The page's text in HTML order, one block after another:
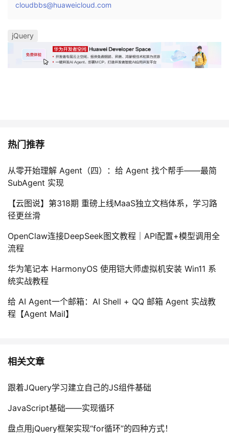
cloudbbs@huaweicloud.com
jQuery
热门推荐
从零开始理解 Agent（四）：给 Agent 找个帮手——最简
SubAgent 实现
【云图说】第318期 重磅上线MaaS独立文档体系，学习路
径更丝滑
OpenClaw连接DeepSeek图文教程｜API配置+模型调用全
流程
华为笔记本 HarmonyOS 使用铠大师虚拟机安装 Win11 系
统实战教程
给 AI Agent一个邮箱：AI Shell + QQ 邮箱 Agent 实战教
程【Agent Mail】
相关文章
跟着JQuery学习建立自己的JS组件基础
JavaScript基础——实现循环
盘点用jQuery框架实现“for循环”的四种方式！